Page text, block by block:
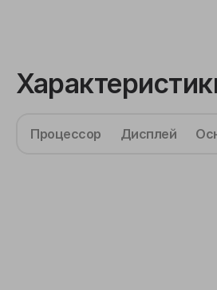
Процессор Дисплей